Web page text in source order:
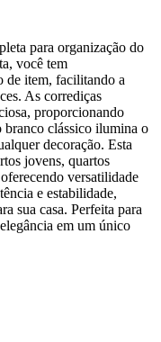
para organização do
você tem
de item, facilitando a
As corrediças
proporcionando
branco clássico ilumina o
decoração. Esta
jovens, quartos
versatilidade
e estabilidade,
sua casa. Perfeita para
em um único